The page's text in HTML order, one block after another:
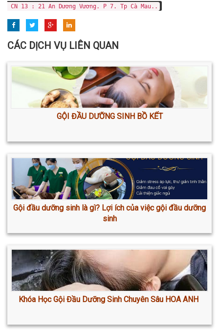
CN 13 : 21 An Dương Vương. P 7. Tp Cà Mau..
CÁC DỊCH VỤ LIÊN QUAN
GỘI ĐẦU DƯỠNG SINH BỒ KẾT
Gội đầu dưỡng sinh là gì? Lợi ích của việc gội đầu dưỡng
sinh
Khóa Học Gội Đầu Dưỡng Sinh Chuyên Sâu HOA ANH